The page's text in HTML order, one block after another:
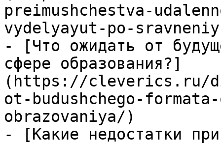
preimushchestva-
vydelyayut-po-
- [Что ожидать от
сфере образования?]
(https://cleverics.ru/
ot-budushchego-
obrazovaniya/)
- [Какие недостатки